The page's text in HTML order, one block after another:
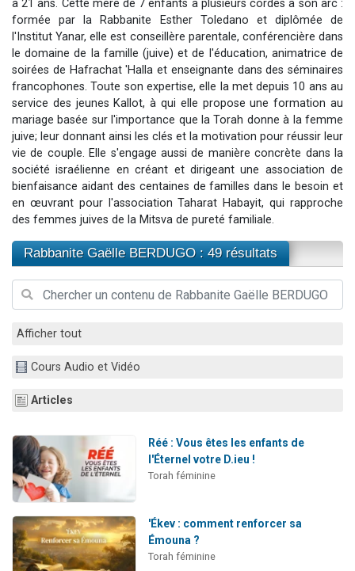
61 personnes viennent de demander une bénédiction
Ariel vient de donner son Maasser
Il reste 49 places pour étudier en groupe sur Zoom
Eva vient de donner son Maasser
à 21 ans. Cette mère de 7 enfants a plusieurs cordes à son arc :
formée par la Rabbanite Esther Toledano et diplômée de
l'Institut Yanar, elle est conseillère parentale, conférencière dans
le domaine de la famille (juive) et de l'éducation, animatrice de
soirées de Hafrachat 'Halla et enseignante dans des séminaires
francophones. Toute son expertise, elle la met depuis 10 ans au
service des jeunes Kallot, à qui elle propose une formation au
mariage basée sur l'importance que la Torah donne à la femme
juive; leur donnant ainsi les clés et la motivation pour réussir leur
vie de couple. Elle s'engage aussi de manière concrète dans la
société israélienne en créant et dirigeant une association de
bienfaisance aidant des centaines de familles dans le besoin et
en œuvrant pour l'association Taharat Habayit, qui rapproche
des femmes juives de la Mitsva de pureté familiale.
Rabbanite Gaëlle BERDUGO : 49 résultats
Afficher tout
Cours Audio et Vidéo
Articles
Réé : Vous êtes les enfants de
l'Éternel votre D.ieu !
Torah féminine
'Ékev : comment renforcer sa
Émouna ?
Torah féminine